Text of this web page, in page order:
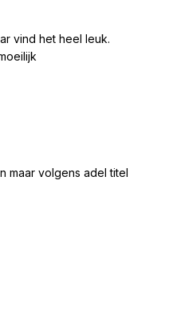
vind het heel leuk.
maar volgens adel titel